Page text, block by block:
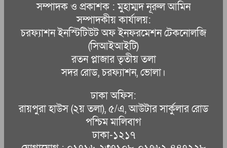
সম্পাদক ও প্রকাশক : মুহাম্মদ নূরুল আমিন
সম্পাদকীয় কার্যালয়:
চরফ্যাশন ইনস্টিটিউট অফ ইনফরমেশন টেকনোলজি
(সিআইআইটি)
রতন প্লাজার তৃতীয় তলা
সদর রোড, চরফ্যাশন, ভোলা।
ঢাকা অফিস:
রায়পুরা হাউস (২য় তলা), ৫/এ, আউটার সার্কুলার রোড
পশ্চিম মালিবাগ
ঢাকা-১২১৭